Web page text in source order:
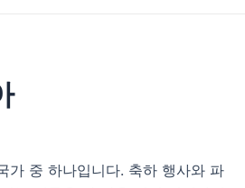
가 중 하나입니다. 축하 행사와 파